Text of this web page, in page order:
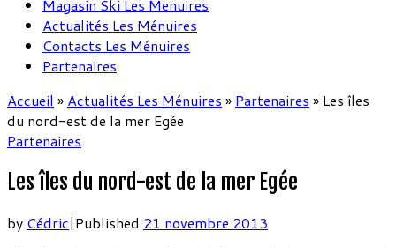
Magasin Ski Les Menuires
Actualités Les Ménuires
Contacts Les Ménuires
Partenaires
Accueil » Actualités Les Ménuires » Partenaires » Les îles
du nord-est de la mer Egée
Partenaires
Les îles du nord-est de la mer Egée
by Cédric|Published 21 novembre 2013